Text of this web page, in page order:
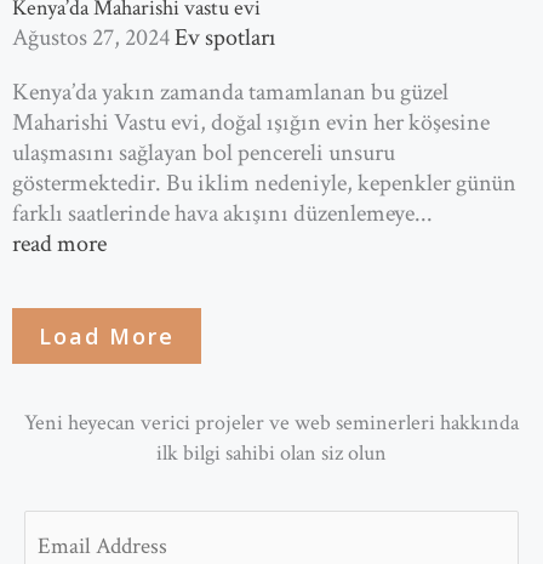
Kenya’da Maharishi vastu evi
Ağustos 27, 2024Ev spotları
Kenya’da yakın zamanda tamamlanan bu güzel
Maharishi Vastu evi, doğal ışığın evin her köşesine
ulaşmasını sağlayan bol pencereli unsuru
göstermektedir. Bu iklim nedeniyle, kepenkler günün
farklı saatlerinde hava akışını düzenlemeye...
read more
Load More
Yeni heyecan verici projeler ve web seminerleri hakkında
ilk bilgi sahibi olan siz olun